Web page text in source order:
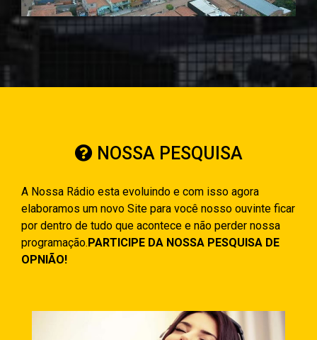
NOSSA PESQUISA
A Nossa Rádio esta evoluindo e com isso agora
elaboramos um novo Site para você nosso ouvinte ficar
por dentro de tudo que acontece e não perder nossa
programação.PARTICIPE DA NOSSA PESQUISA DE
OPNIÃO!